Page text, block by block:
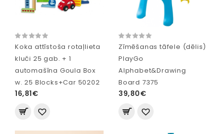
Koka attīstoša rotaļlieta
kluči 25 gab. + 1
automašīna Goula Box
w. 25 Blocks+Car 50202
16,81€
Zīmēšanas tāfele (dēlis)
PlayGo
Alphabet&Drawing
Board 7375
39,80€